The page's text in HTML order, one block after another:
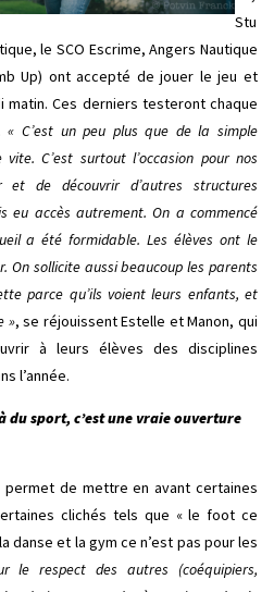
Stu
le SCO Escrime, Angers Nautique
Up) ont accepté de jouer le jeu et
matin. Ces derniers testeront chaque
« C’est un peu plus que de la simple
C’est surtout l’occasion pour nos
de découvrir d’autres structures
eu accès autrement. On a commencé
a été formidable. Les élèves ont le
On sollicite aussi beaucoup les parents
parce qu’ils voient leurs enfants, et
», se réjouissent Estelle et Manon, qui
à leurs élèves des disciplines
l’année.
du sport, c’est une vraie ouverture
de mettre en avant certaines
clichés tels que « le foot ce
danse et la gym ce n’est pas pour les
le respect des autres (coéquipiers,